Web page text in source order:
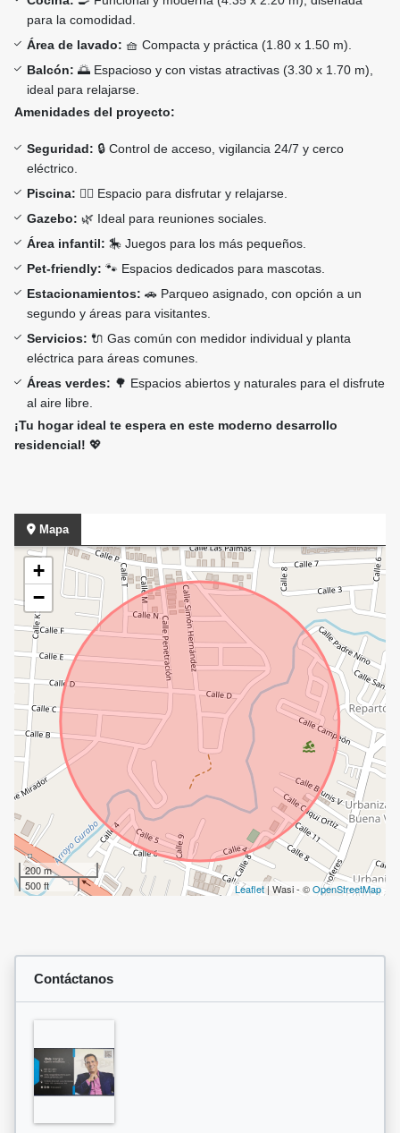
para la comodidad.
Área de lavado: 🧺 Compacta y práctica (1.80 x 1.50 m).
Balcón: 🌅 Espacioso y con vistas atractivas (3.30 x 1.70 m),
ideal para relajarse.
Amenidades del proyecto:
Seguridad: 🔒 Control de acceso, vigilancia 24/7 y cerco
eléctrico.
Piscina: 🏊‍♂️ Espacio para disfrutar y relajarse.
Gazebo: 🌿 Ideal para reuniones sociales.
Área infantil: 🎠 Juegos para los más pequeños.
Pet-friendly: 🐾 Espacios dedicados para mascotas.
Estacionamientos: 🚗 Parqueo asignado, con opción a un
segundo y áreas para visitantes.
Servicios: 🔌 Gas común con medidor individual y planta
eléctrica para áreas comunes.
Áreas verdes: 🌳 Espacios abiertos y naturales para el disfrute
al aire libre.
¡Tu hogar ideal te espera en este moderno desarrollo
residencial! 💖
Mapa
+
−
200 m
500 ft
Leaflet | Wasi - ©OpenStreetMap
Contáctanos